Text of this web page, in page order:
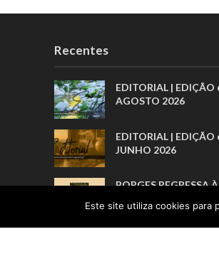
Recentes
EDITORIAL | EDIÇÃO
AGOSTO 2026
EDITORIAL | EDIÇÃO
JUNHO 2026
BORGES REGRESSA
BREVE DOS
Este site utiliza cookies para